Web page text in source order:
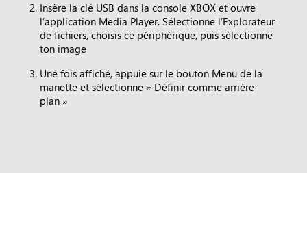
Insère la clé USB dans la console XBOX et ouvre
l’application Media Player. Sélectionne l’Explorateur
de fichiers, choisis ce périphérique, puis sélectionne
ton image
Une fois affiché, appuie sur le bouton Menu de la
manette et sélectionne « Définir comme arrière-
plan »